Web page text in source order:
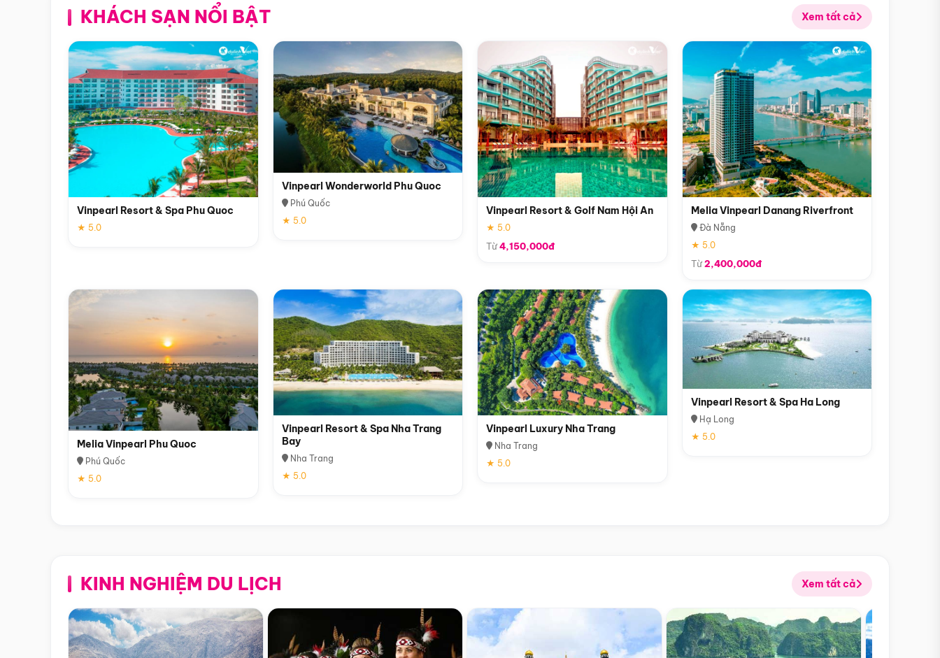
KHÁCH SẠN NỔI BẬT Xem tất cả
Vinpearl Resort & Spa Phu Quoc
★ 5.0
Vinpearl Wonderworld Phu Quoc
Phú Quốc
★ 5.0
Vinpearl Resort & Golf Nam Hội An
★ 5.0
Từ4,150,000đ
Melia Vinpearl Danang Riverfront
Đà Nẵng
★ 5.0
Từ2,400,000đ
Melia Vinpearl Phu Quoc
Phú Quốc
★ 5.0
Vinpearl Resort & Spa Nha Trang
Bay
Nha Trang
★ 5.0
Vinpearl Luxury Nha Trang
Nha Trang
★ 5.0
Vinpearl Resort & Spa Ha Long
Hạ Long
★ 5.0
KINH NGHIỆM DU LỊCH Xem tất cả